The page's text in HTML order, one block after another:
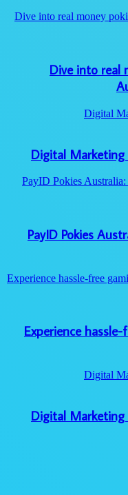
Dive into real money
Dive into real
Digital
Digital
PayID Pokies
PayID Pokies
Experience hassle-free
Experience
Digital
Digital